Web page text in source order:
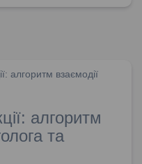
алгоритм взаємодії
алгоритм
та